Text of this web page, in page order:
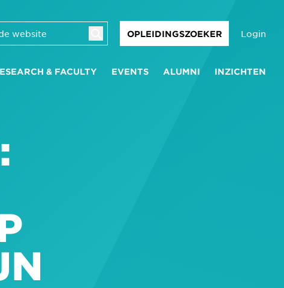
OPLEIDINGSZOEKER Login
& FACULTY EVENTS ALUMNI INZICHTEN